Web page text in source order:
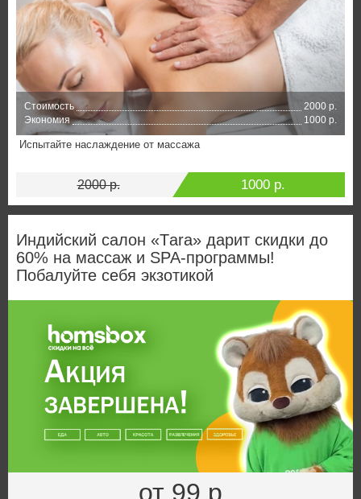
Стоимость
2000 р.
Экономия
1000 р.
Испытайте наслаждение от массажа
2000 р. 1000 р.
Индийский салон «Тara» дарит скидки до
60% на массаж и SPA-программы!
Побалуйте себя экзотикой
от 99 р